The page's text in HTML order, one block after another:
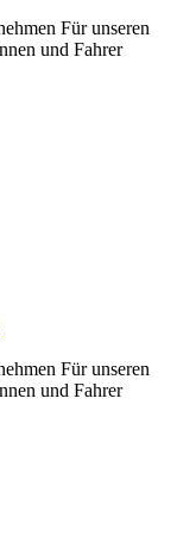
Für unseren
und Fahrer
Für unseren
und Fahrer